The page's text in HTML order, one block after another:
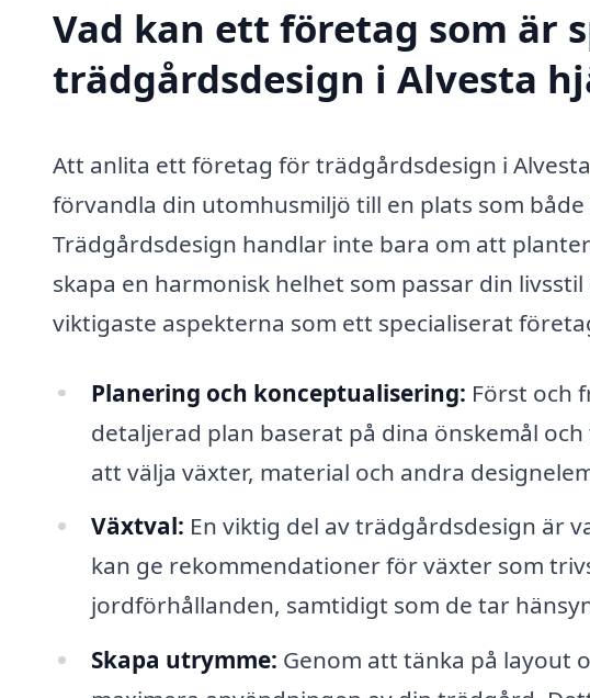
Vad kan ett företag som är
trädgårdsdesign i Alvesta
Att anlita ett företag för trädgårdsdesign i
förvandla din utomhusmiljö till en plats som
Trädgårdsdesign handlar inte bara om att
skapa en harmonisk helhet som passar din
viktigaste aspekterna som ett specialiserat
Planering och konceptualisering: Först och
detaljerad plan baserat på dina önskemål
att välja växter, material och andra
Växtval: En viktig del av trädgårdsdesign är
kan ge rekommendationer för växter som
jordförhållanden, samtidigt som de tar
Skapa utrymme: Genom att tänka på layout